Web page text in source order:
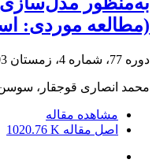
(مطالعه موردی:
دوره 77، شماره 4، زمستان 1403، صفحه
محمد انصاری قوجقار، سوسن
مشاهده مقاله
اصل مقاله 1020.76 K